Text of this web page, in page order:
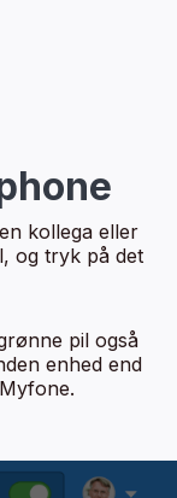
kollega eller
og tryk på det
pil også
enhed end